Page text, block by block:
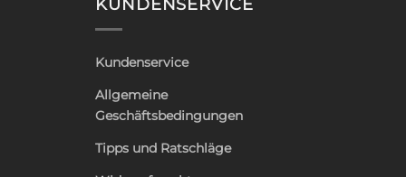
Kundenservice
Allgemeine
Geschäftsbedingungen
Tipps und Ratschläge